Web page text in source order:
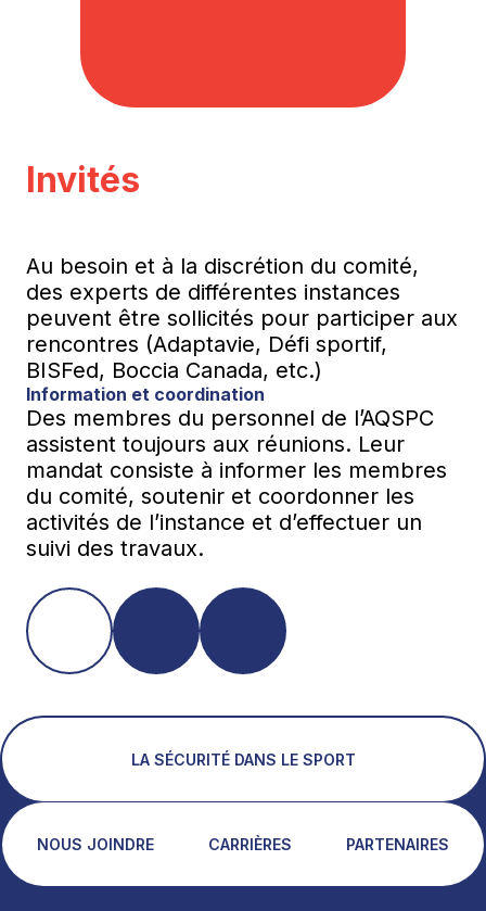
Invités
Au besoin et à la discrétion du comité,
des experts de différentes instances
peuvent être sollicités pour participer aux
rencontres (Adaptavie, Défi sportif,
BISFed, Boccia Canada, etc.)
Information et coordination
Des membres du personnel de l’AQSPC
assistent toujours aux réunions. Leur
mandat consiste à informer les membres
du comité, soutenir et coordonner les
activités de l’instance et d’effectuer un
suivi des travaux.
LA SÉCURITÉ DANS LE SPORT
NOUS JOINDRE CARRIÈRES PARTENAIRES